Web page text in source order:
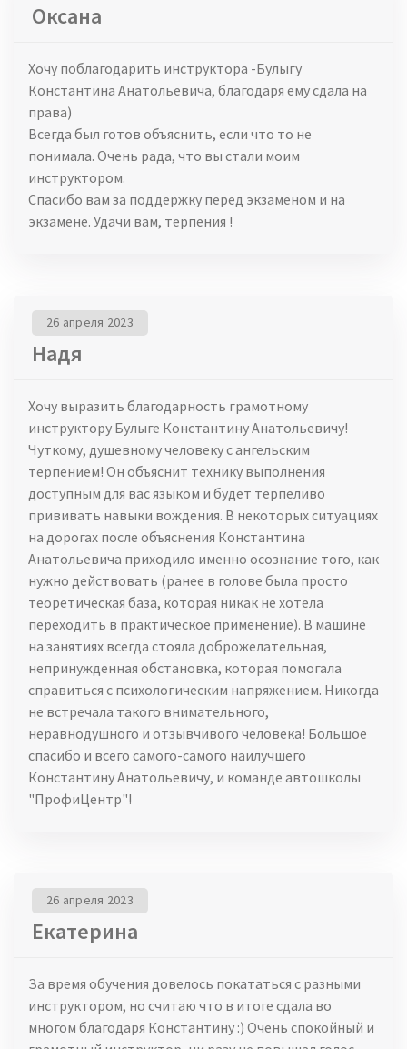
Оксана
Хочу поблагодарить инструктора -Булыгу
Константина Анатольевича, благодаря ему сдала на
права)
Всегда был готов объяснить, если что то не
понимала. Очень рада, что вы стали моим
инструктором.
Спасибо вам за поддержку перед экзаменом и на
экзамене. Удачи вам, терпения !
Надя
26 апреля 2023
Хочу выразить благодарность грамотному
инструктору Булыге Константину Анатольевичу!
Чуткому, душевному человеку с ангельским
терпением! Он объяснит технику выполнения
доступным для вас языком и будет терпеливо
прививать навыки вождения. В некоторых ситуациях
на дорогах после объяснения Константина
Анатольевича приходило именно осознание того, как
нужно действовать (ранее в голове была просто
теоретическая база, которая никак не хотела
переходить в практическое применение). В машине
на занятиях всегда стояла доброжелательная,
непринужденная обстановка, которая помогала
справиться с психологическим напряжением. Никогда
не встречала такого внимательного,
неравнодушного и отзывчивого человека! Большое
спасибо и всего самого-самого наилучшего
Константину Анатольевичу, и команде автошколы
"ПрофиЦентр"!
Екатерина
26 апреля 2023
За время обучения довелось покататься с разными
инструктором, но считаю что в итоге сдала во
многом благодаря Константину :) Очень спокойный и